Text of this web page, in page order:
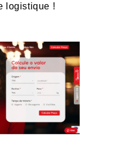
logistique !